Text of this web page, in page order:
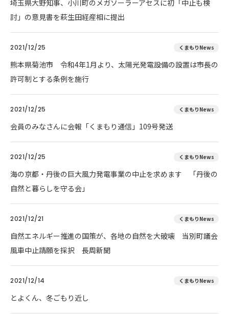
埼玉県大野知事、小川町のメガソーラーアセスに初「中止も検
討」の意見書を萩生田経産相に提出
2021/12/25 くまもりNews
熊本県菊池市 令和4年1月より、太陽光発電設備の設置は市長の
許可制とする条例を施行
2021/12/25 くまもりNews
会員のみなさんに会報「くまもり通信」109号発送
2021/12/25 くまもりNews
海の京都・丹後の巨大風力発電事業の中止を求めます 「丹後の
自然と暮らしを守る会」
2021/12/21 くまもりNews
自然エネルギー推進の国策が、各地の自然を大破壊 当別町議会
風車中止請願を採択 長周新聞
2021/12/14 くまもりNews
とよくん、冬ごもり近し